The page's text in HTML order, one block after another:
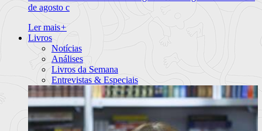
de agosto c
Ler mais+
Livros
Notícias
Análises
Livros da Semana
Entrevistas & Especiais